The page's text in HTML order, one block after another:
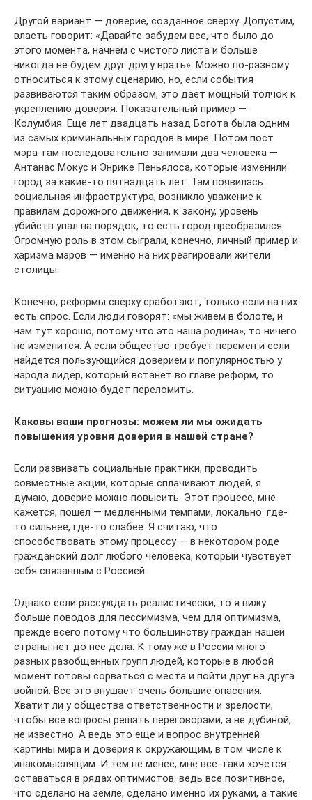
Другой вариант — доверие, созданное сверху. Допустим,
власть говорит: «Давайте забудем все, что было до
этого момента, начнем с чистого листа и больше
никогда не будем друг другу врать». Можно по-разному
относиться к этому сценарию, но, если события
развиваются таким образом, это дает мощный толчок к
укреплению доверия. Показательный пример —
Колумбия. Еще лет двадцать назад Богота была одним
из самых криминальных городов в мире. Потом пост
мэра там последовательно занимали два человека —
Антанас Мокус и Энрике Пеньялоса, которые изменили
город за какие-то пятнадцать лет. Там появилась
социальная инфраструктура, возникло уважение к
правилам дорожного движения, к закону, уровень
убийств упал на порядок, то есть город преобразился.
Огромную роль в этом сыграли, конечно, личный пример и
харизма мэров — именно на них реагировали жители
столицы.
Конечно, реформы сверху сработают, только если на них
есть спрос. Если люди говорят: «мы живем в болоте, и
нам тут хорошо, потому что это наша родина», то ничего
не изменится. А если общество требует перемен и если
найдется пользующийся доверием и популярностью у
народа лидер, который встанет во главе реформ, то
ситуацию можно будет переломить.
Каковы ваши прогнозы: можем ли мы ожидать
повышения уровня доверия в нашей стране?
Если развивать социальные практики, проводить
совместные акции, которые сплачивают людей, я
думаю, доверие можно повысить. Этот процесс, мне
кажется, пошел — медленными темпами, локально: где-
то сильнее, где-то слабее. Я считаю, что
способствовать этому процессу — в некотором роде
гражданский долг любого человека, который чувствует
себя связанным с Россией.
Однако если рассуждать реалистически, то я вижу
больше поводов для пессимизма, чем для оптимизма,
прежде всего потому что большинству граждан нашей
страны нет до нее дела. К тому же в России много
разных разобщенных групп людей, которые в любой
момент готовы сорваться с места и пойти друг на друга
войной. Все это внушает очень большие опасения.
Хватит ли у общества ответственности и зрелости,
чтобы все вопросы решать переговорами, а не дубиной,
не известно. А ведь это еще и вопрос внутренней
картины мира и доверия к окружающим, в том числе к
инакомыслящим. И тем не менее, мне все-таки хочется
оставаться в рядах оптимистов: ведь все позитивное,
что сделано на земле, сделано именно их руками, а такие